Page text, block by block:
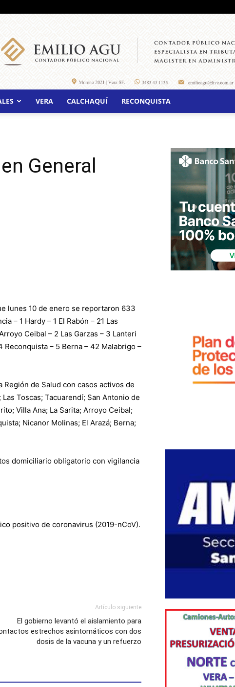
VERA CALCHAQUÍ RECONQUISTA
General
lunes 10 de enero se reportaron 633
– 1 Hardy – 1 El Rabón – 21 Las
Ceibal – 2 Las Garzas – 3 Lanteri
Reconquista – 5 Berna – 42 Malabrigo –
de Salud con casos activos de
Toscas; Tacuarendí; San Antonio de
Villa Ana; La Sarita; Arroyo Ceibal;
Nicanor Molinas; El Arazá; Berna;
domiciliario obligatorio con vigilancia
positivo de coronavirus (2019-nCoV).
Artículo siguiente
El gobierno levantó el aislamiento para
estrechos asintomáticos con dos
dosis de la vacuna y un refuerzo